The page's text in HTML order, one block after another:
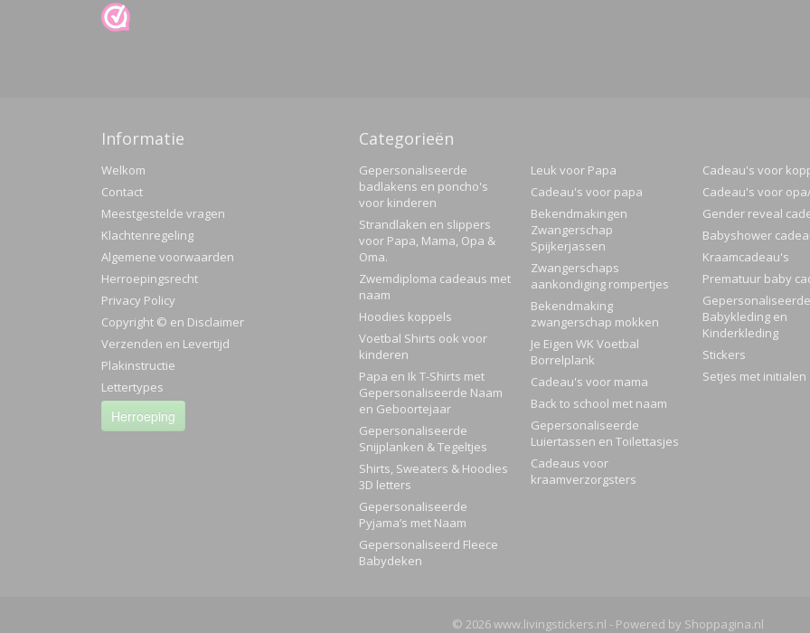
Informatie
Welkom
Contact
Meestgestelde vragen
Klachtenregeling
Algemene voorwaarden
Herroepingsrecht
Privacy Policy
Copyright © en Disclaimer
Verzenden en Levertijd
Plakinstructie
Lettertypes
Herroeping
Categorieën
Gepersonaliseerde
badlakens en poncho's
voor kinderen
Strandlaken en slippers
voor Papa, Mama, Opa &
Oma.
Zwemdiploma cadeaus met
naam
Hoodies koppels
Voetbal Shirts ook voor
kinderen
Papa en Ik T-Shirts met
Gepersonaliseerde Naam
en Geboortejaar
Gepersonaliseerde
Snijplanken & Tegeltjes
Shirts, Sweaters & Hoodies
3D letters
Gepersonaliseerde
Pyjama’s met Naam
Gepersonaliseerd Fleece
Babydeken
Leuk voor Papa
Cadeau's voor papa
Bekendmakingen
Zwangerschap
Spijkerjassen
Zwangerschaps
aankondiging rompertjes
Bekendmaking
zwangerschap mokken
Je Eigen WK Voetbal
Borrelplank
Cadeau's voor mama
Back to school met naam
Gepersonaliseerde
Luiertassen en Toilettasjes
Cadeaus voor
kraamverzorgsters
Cadeau's voor
Cadeau's voor
Gender reveal
Babyshower
Kraamcadeau's
Prematuur baby
Gepersonaliseerde
Babykleding en
Kinderkleding
Stickers
Setjes met initialen
© 2026 www.livingstickers.nl - Powered by Shoppagina.nl